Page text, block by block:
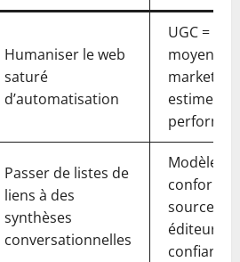
Humaniser le web
saturé
d’automatisation
UGC = 4x
moyen,
estiment
Passer de listes de
liens à des
synthèses
conversationnelles
Modèles
sources
éditeurs
confiance